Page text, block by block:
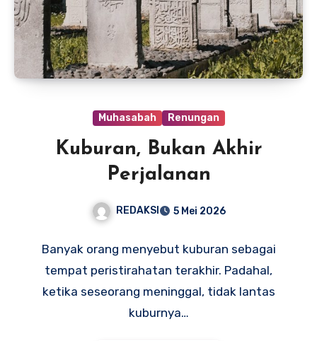
Muhasabah Renungan
Kuburan, Bukan Akhir
Perjalanan
REDAKSI 5 Mei 2026
Banyak orang menyebut kuburan sebagai
tempat peristirahatan terakhir. Padahal,
ketika seseorang meninggal, tidak lantas
kuburnya…